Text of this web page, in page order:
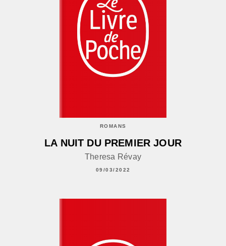
ROMANS
LA NUIT DU PREMIER JOUR
Theresa Révay
09/03/2022